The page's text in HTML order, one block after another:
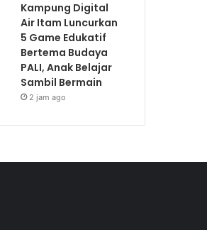
Kampung Digital
Air Itam Luncurkan
5 Game Edukatif
Bertema Budaya
PALI, Anak Belajar
Sambil Bermain
2 jam ago